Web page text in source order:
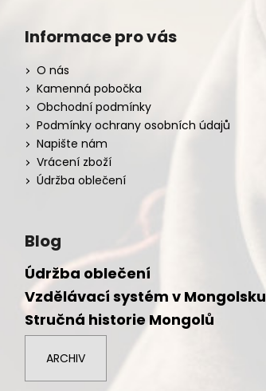
Informace pro vás
O nás
Kamenná pobočka
Obchodní podmínky
Podmínky ochrany osobních údajů
Napište nám
Vrácení zboží
Údržba oblečení
Blog
Údržba oblečení
Vzdělávací systém v Mongolsku
Stručná historie Mongolů
ARCHIV